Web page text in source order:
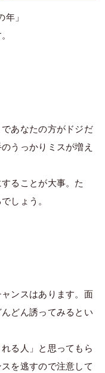
」
あなたの方がドジだ
うっかりミスが増え
ることが大事。た
しょう。
ンスはあります。面
どん誘ってみるとい
る人」と思ってもら
を逃すので注意して